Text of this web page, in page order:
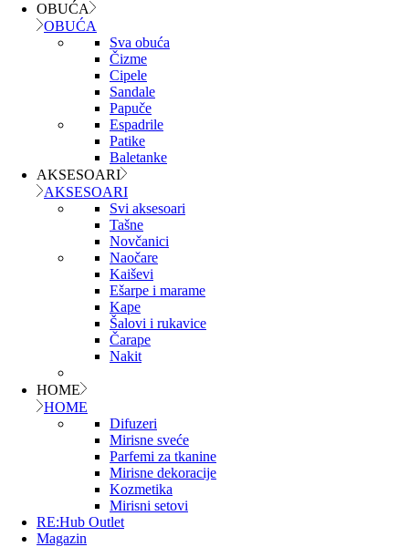
OBUĆA
OBUĆA
Sva obuća
Čizme
Cipele
Sandale
Papuče
Espadrile
Patike
Baletanke
AKSESOARI
AKSESOARI
Svi aksesoari
Tašne
Novčanici
Naočare
Kaiševi
Ešarpe i marame
Kape
Šalovi i rukavice
Čarape
Nakit
HOME
HOME
Difuzeri
Mirisne sveće
Parfemi za tkanine
Mirisne dekoracije
Kozmetika
Mirisni setovi
RE:Hub Outlet
Magazin